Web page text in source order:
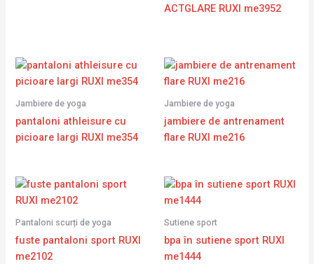
ACTGLARE RUXI me3952
Jambiere de yoga
pantaloni athleisure cu
picioare largi RUXI me354
Jambiere de yoga
jambiere de antrenament
flare RUXI me216
Pantaloni scurți de yoga
fuste pantaloni sport RUXI
me2102
Sutiene sport
bpa în sutiene sport RUXI
me1444